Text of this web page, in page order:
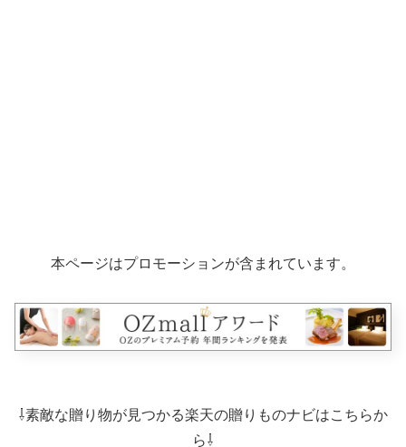
本ページはプロモーションが含まれています。
⇩素敵な贈り物が見つかる楽天の贈りものナビはこちらか
ら⇩